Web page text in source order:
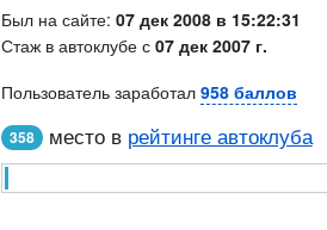
Был на сайте: 07 дек 2008 в 15:22:31
Стаж в автоклубе с 07 дек 2007 г.
Пользователь заработал 958 баллов
358 место в рейтинге автоклуба